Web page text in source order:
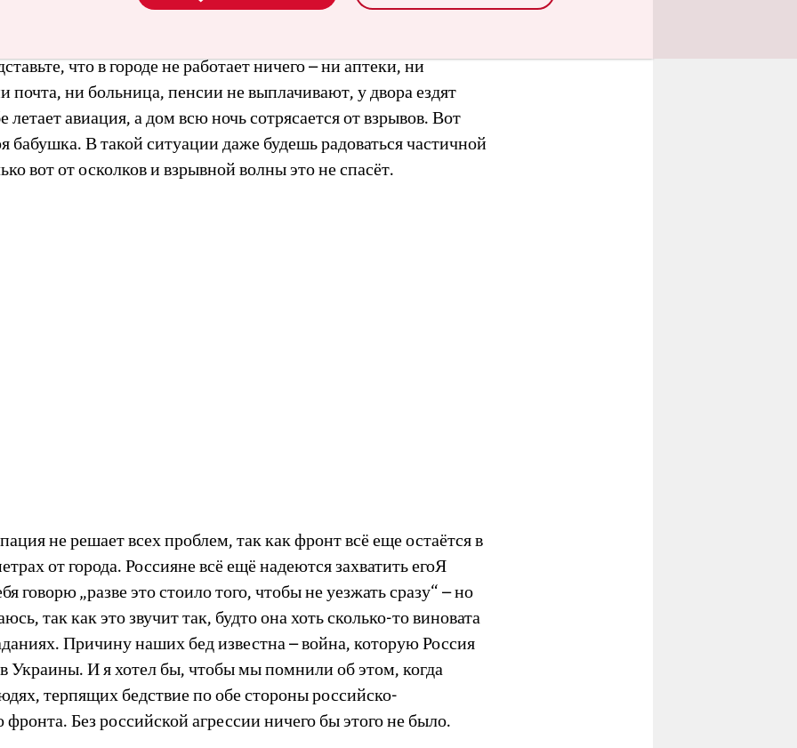
в частности, провела год без электричества.
что в городе не работает ничего – ни аптеки, ни
почта, ни больница, пенсии не выплачивают, у двора ездят
летает авиация, а дом всю ночь сотрясается от взрывов. Вот
бабушка. В такой ситуации даже будешь радоваться частичной
вот от осколков и взрывной волны это не спасёт.
не решает всех проблем, так как фронт всё еще остаётся в
от города. Россияне всё ещё надеются захватить егоЯ
говорю „разве это стоило того, чтобы не уезжать сразу“ – но
так как это звучит так, будто она хоть сколько-то виновата
Причину наших бед известна – война, которую Россия
Украины. И я хотел бы, чтобы мы помнили об этом, когда
терпящих бедствие по обе стороны российско-
фронта. Без российской агрессии ничего бы этого не было.